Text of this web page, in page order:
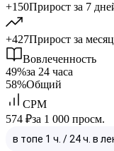
+150Прирост за 7
+427Прирост за месяц
Вовлеченность
49%за 24 часа
58%Общий
CPM
574 ₽за 1 000 просм.